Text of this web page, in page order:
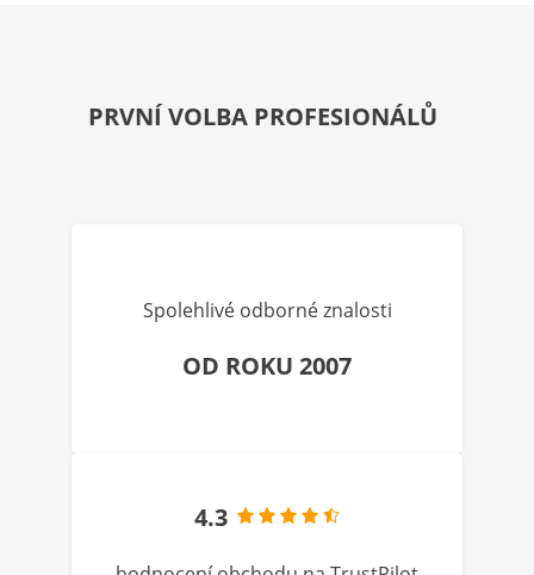
PRVNÍ VOLBA PROFESIONÁLŮ
Spolehlivé odborné znalosti
OD ROKU 2007
4.3